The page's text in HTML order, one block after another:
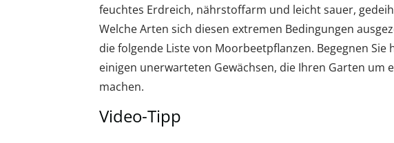
feuchtes Erdreich, nährstoffarm und leicht sauer,
Welche Arten sich diesen extremen Bedingungen
die folgende Liste von Moorbeetpflanzen. Begegnen
einigen unerwarteten Gewächsen, die Ihren Garten um
machen.
Video-Tipp